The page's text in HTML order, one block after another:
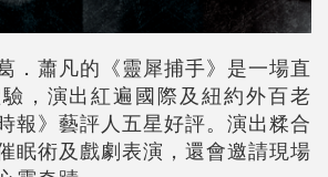
．蕭凡的《靈犀捕手》是一場直
，演出紅遍國際及紐約外百老
報》藝評人五星好評。演出糅合
眠術及戲劇表演，還會邀請現場